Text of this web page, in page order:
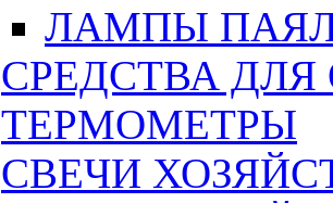
ЛАМПЫ
СРЕДСТВА
ТЕРМОМЕТРЫ
СВЕЧИ